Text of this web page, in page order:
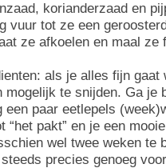
korianderzaad en
vuur tot ze een
ze afkoelen en maal ze
als je alles fijn
te snijden. Ga je
paar eetlepels
“het pakt” en je een
wel twee weken te
precies genoeg